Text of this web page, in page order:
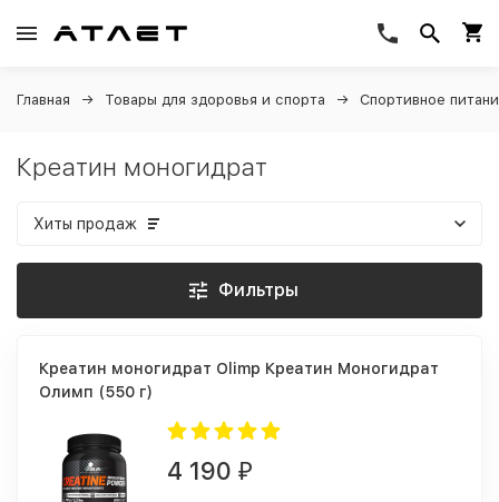
Главная Товары для здоровья и спорта Спортивное
Креатин моногидрат
Хиты продаж
Фильтры
Креатин моногидрат Olimp Креатин Моногидрат
Олимп (550 г)
4 190 ₽